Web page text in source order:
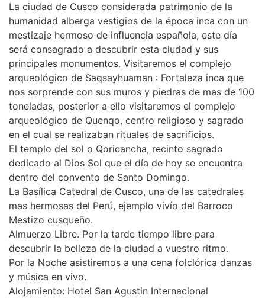
La ciudad de Cusco considerada patrimonio de la
humanidad alberga vestigios de la época inca con un
mestizaje hermoso de influencia española, este día
será consagrado a descubrir esta ciudad y sus
principales monumentos. Visitaremos el complejo
arqueológico de Saqsayhuaman : Fortaleza inca que
nos sorprende con sus muros y piedras de mas de 100
toneladas, posterior a ello visitaremos el complejo
arqueológico de Quenqo, centro religioso y sagrado
en el cual se realizaban rituales de sacrificios.
El templo del sol o Qoricancha, recinto sagrado
dedicado al Dios Sol que el día de hoy se encuentra
dentro del convento de Santo Domingo.
La Basílica Catedral de Cusco, una de las catedrales
mas hermosas del Perú, ejemplo vivío del Barroco
Mestizo cusqueño.
Almuerzo Libre. Por la tarde tiempo libre para
descubrir la belleza de la ciudad a vuestro ritmo.
Por la Noche asistiremos a una cena folclórica danzas
y música en vivo.
Alojamiento: Hotel San Agustin Internacional